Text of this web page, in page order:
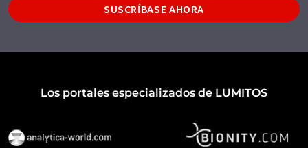
SUSCRÍBASE AHORA
Los portales especializados de LUMITOS